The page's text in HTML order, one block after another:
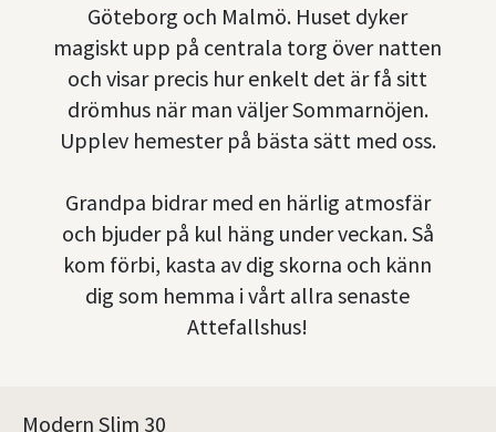
Göteborg och Malmö. Huset dyker
magiskt upp på centrala torg över natten
och visar precis hur enkelt det är få sitt
drömhus när man väljer Sommarnöjen.
Upplev hemester på bästa sätt med oss.
Grandpa bidrar med en härlig atmosfär
och bjuder på kul häng under veckan. Så
kom förbi, kasta av dig skorna och känn
dig som hemma i vårt allra senaste
Attefallshus!
Modern Slim 30